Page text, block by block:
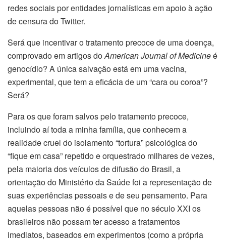
redes sociais por entidades jornalísticas em apoio à ação
de censura do Twitter.
Será que incentivar o tratamento precoce de uma doença,
comprovado em artigos doAmerican Journal of Medicineé
genocídio? A única salvação está em uma vacina,
experimental, que tem a eficácia de um “cara ou coroa”?
Será?
Para os que foram salvos pelo tratamento precoce,
incluindo aí toda a minha família, que conhecem a
realidade cruel do isolamento “tortura” psicológica do
“fique em casa” repetido e orquestrado milhares de vezes,
pela maioria dos veículos de difusão do Brasil, a
orientação do Ministério da Saúde foi a representação de
suas experiências pessoais e de seu pensamento. Para
aquelas pessoas não é possível que no século XXI os
brasileiros não possam ter acesso a tratamentos
imediatos, baseados em experimentos (como a própria